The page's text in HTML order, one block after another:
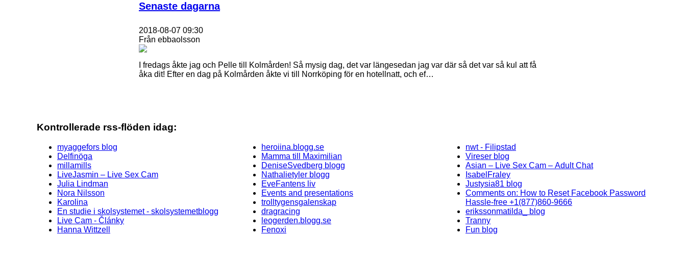
Senaste dagarna
2018-08-07 09:30
Från ebbaolsson
I fredags åkte jag och Pelle till Kolmården! Så mysig dag, det var längesedan jag var där så det var så kul att få
åka dit! Efter en dag på Kolmården åkte vi till Norrköping för en hotellnatt, och ef…
Kontrollerade rss-flöden idag:
myaggefors blog
Delfinöga
millamills
LiveJasmin – Live Sex Cam
Julia Lindman
Nora Nilsson
Karolina
En studie i skolsystemet - skolsystemetblogg
Live Cam - Články
Hanna Wittzell
heroiina.blogg.se
Mamma till Maximilian
DeniseSvedberg blogg
Nathalietyler blogg
EveFantens liv
Events and presentations
trolltygensgalenskap
dragracing
leogerden.blogg.se
Fenoxi
nwt - Filipstad
Vireser blog
Asian – Live Sex Cam – Adult Chat
IsabelFraley
Justysia81 blog
Comments on: How to Reset Facebook Password
Hassle-free +1(877)860-9666
erikssonmatilda_ blog
Tranny
Fun blog